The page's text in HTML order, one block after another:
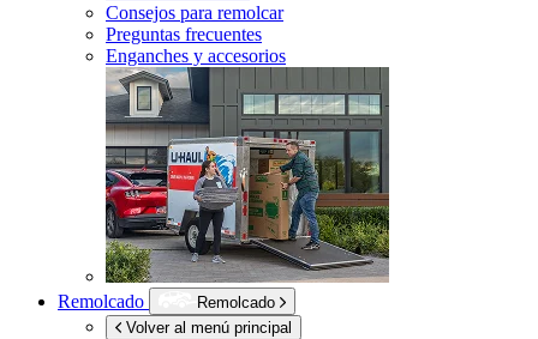
Consejos para remolcar
Preguntas frecuentes
Enganches y accesorios
Remolcado
Remolcado
Volver al menú principal